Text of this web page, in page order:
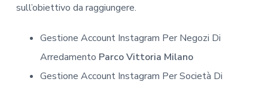
sull’obiettivo da raggiungere.
Gestione Account Instagram Per Negozi Di
Arredamento Parco Vittoria Milano
Gestione Account Instagram Per Società Di